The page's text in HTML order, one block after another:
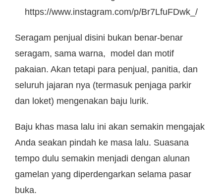
https://www.instagram.com/p/Br7LfuFDwk_/
Seragam penjual disini bukan benar-benar
seragam, sama warna, model dan motif
pakaian. Akan tetapi para penjual, panitia, dan
seluruh jajaran nya (termasuk penjaga parkir
dan loket) mengenakan baju lurik.
Baju khas masa lalu ini akan semakin mengajak
Anda seakan pindah ke masa lalu. Suasana
tempo dulu semakin menjadi dengan alunan
gamelan yang diperdengarkan selama pasar
buka.